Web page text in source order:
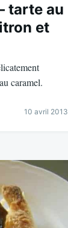
tarte au
et
caramel.
10 avril 2013